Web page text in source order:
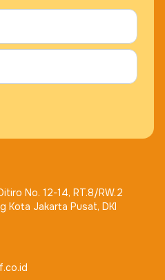
No. 12-14, RT.8/RW.2
Kota Jakarta Pusat, DKI